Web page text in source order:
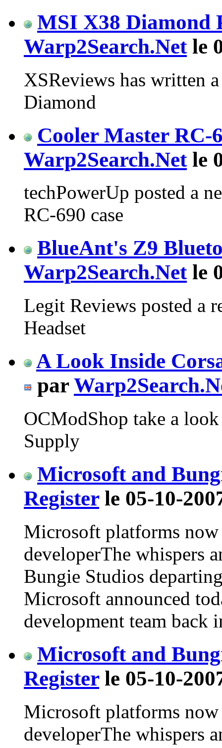
MSI X38 Diamond
Warp2Search.Netle
XSReviews has written
Diamond
Cooler Master RC-
Warp2Search.Netle
techPowerUp posted a
RC-690 case
BlueAnt's Z9
Warp2Search.Netle
Legit Reviews posted a
Headset
A Look Inside
par
OCModShop take a
Supply
Microsoft and
Registerle 05-10-
Microsoft platforms
developerThe whispers
Bungie Studios
Microsoft announced
development team
Microsoft and
Registerle 05-10-
Microsoft platforms
developerThe whispers